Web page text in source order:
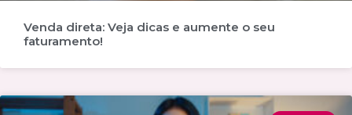
Venda direta: Veja dicas e aumente o seu
faturamento!